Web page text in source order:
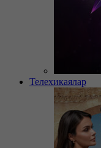
Телехикаялар